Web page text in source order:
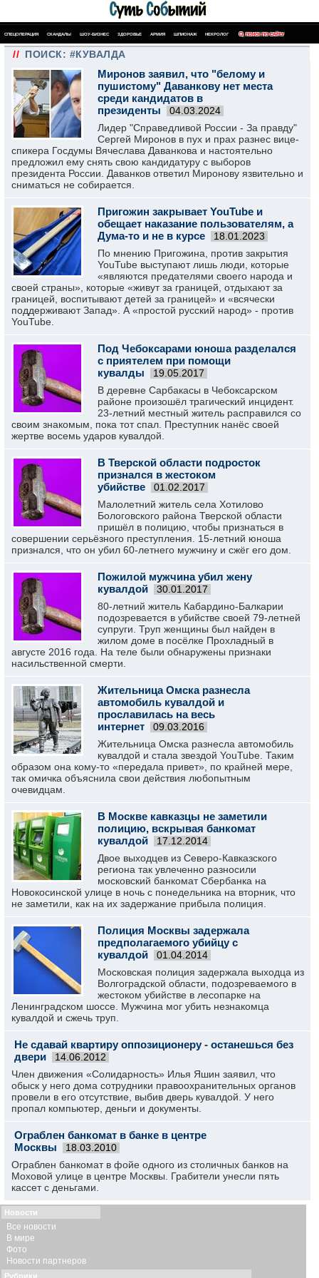
СПЕЦОПЕРАЦИЯ СКАНДАЛЫ ШОУ-БИЗНЕС ЗДОРОВЬЕ АРМИЯ ШПИОНАЖ НЕКРОЛОГ ПОИСК ПО САЙТУ
// ПОИСК: #КУВАЛДА
Миронов заявил, что "белому и
пушистому" Даванкову нет места
среди кандидатов в
президенты
04.03.2024
Лидер "Справедливой России - За правду"
Сергей Миронов в пух и прах разнес вице-
спикера Госдумы Вячеслава Даванкова и настоятельно
предложил ему снять свою кандидатуру с выборов
президента России. Даванков ответил Миронову язвительно и
сниматься не собирается.
Пригожин закрывает YouTube и
обещает наказание пользователям, а
Дума-то и не в курсе
18.01.2023
По мнению Пригожина, против закрытия
YouTube выступают лишь люди, которые
«являются предателями своего народа и
своей страны», которые «живут за границей, отдыхают за
границей, воспитывают детей за границей» и «всячески
поддерживают Запад». А «простой русский народ» - против
YouTube.
Под Чебоксарами юноша разделался
с приятелем при помощи
кувалды
19.05.2017
В деревне Сарбакасы в Чебоксарском
районе произошёл трагический инцидент.
23-летний местный житель расправился со
своим знакомым, пока тот спал. Преступник нанёс своей
жертве восемь ударов кувалдой.
В Тверской области подросток
признался в жестоком
убийстве
01.02.2017
Малолетний житель села Хотилово
Бологовского района Тверской области
пришёл в полицию, чтобы признаться в
совершении серьёзного преступления. 15-летний юноша
признался, что он убил 60-летнего мужчину и сжёг его дом.
Пожилой мужчина убил жену
кувалдой
30.01.2017
80-летний житель Кабардино-Балкарии
подозревается в убийстве своей 79-летней
супруги. Труп женщины был найден в
жилом доме в посёлке Прохладный в
августе 2016 года. На теле были обнаружены признаки
насильственной смерти.
Жительница Омска разнесла
автомобиль кувалдой и
прославилась на весь
интернет
09.03.2016
Жительница Омска разнесла автомобиль
кувалдой и стала звездой YouTube. Таким
образом она кому-то «передала привет», по крайней мере,
так омичка объяснила свои действия любопытным
очевидцам.
В Москве кавказцы не заметили
полицию, вскрывая банкомат
кувалдой
17.12.2014
Двое выходцев из Северо-Кавказского
региона так увлеченно разносили
московский банкомат Сбербанка на
Новокосинской улице в ночь с понедельника на вторник, что
не заметили, как на их задержание прибыла полиция.
Полиция Москвы задержала
предполагаемого убийцу с
кувалдой
01.04.2014
Московская полиция задержала выходца из
Волгоградской области, подозреваемого в
жестоком убийстве в лесопарке на
Ленинградском шоссе. Мужчина мог убить незнакомца
кувалдой и сжечь труп.
Не сдавай квартиру оппозиционеру - останешься без
двери
14.06.2012
Член движения «Солидарность» Илья Яшин заявил, что
обыск у него дома сотрудники правоохранительных органов
провели в его отсутствие, выбив дверь кувалдой. У него
пропал компьютер, деньги и документы.
Ограблен банкомат в банке в центре
Москвы
18.03.2010
Ограблен банкомат в фойе одного из столичных банков на
Моховой улице в центре Москвы. Грабители унесли пять
кассет с деньгами.
Новости
Все новости
В мире
Фото
Новости партнеров
Рубрики